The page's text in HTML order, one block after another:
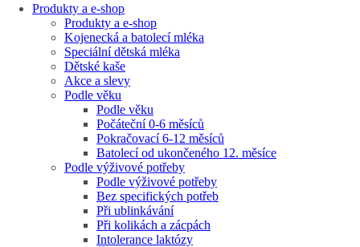
Produkty a e-shop
Produkty a e-shop
Kojenecká a batolecí mléka
Speciální dětská mléka
Dětské kaše
Akce a slevy
Podle věku
Podle věku
Počáteční 0-6 měsíců
Pokračovací 6-12 měsíců
Batolecí od ukončeného 12. měsíce
Podle výživové potřeby
Podle výživové potřeby
Bez specifických potřeb
Při ublinkávání
Při kolikách a zácpách
Intolerance laktózy